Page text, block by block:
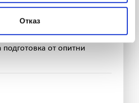
Отказ
подготовка от опитни